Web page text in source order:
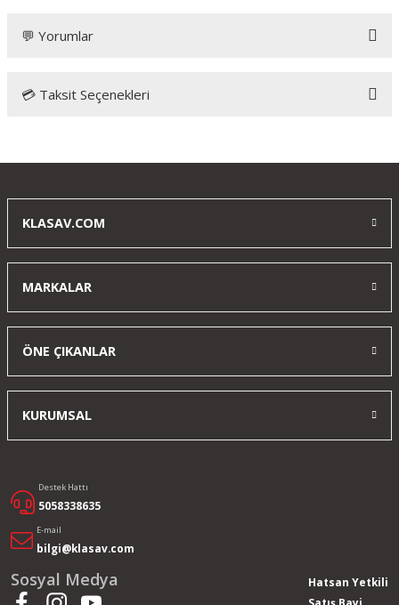
💬 Yorumlar
Bu ürüne ilk yorumu siz yapın!
💳 Taksit Seçenekleri
KLASAV.COM
MARKALAR
ÖNE ÇIKANLAR
KURUMSAL
Destek Hattı
5058338635
E-mail
bilgi@klasav.com
Sosyal Medya
Hatsan Yetkili